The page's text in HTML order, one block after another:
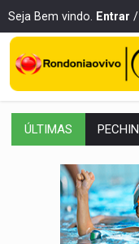
Seja Bem vindo. Entrar /
ÚLTIMAS
VÍDEO: